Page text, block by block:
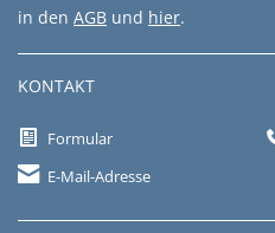
in den AGB und hier.
KONTAKT
Formular
E-Mail-Adresse